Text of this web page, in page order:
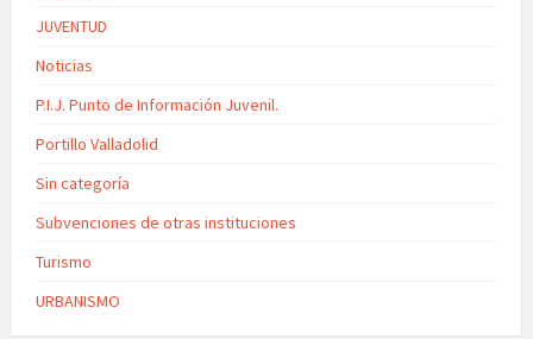
JUVENTUD
Noticias
P.I.J. Punto de Información Juvenil.
Portillo Valladolid
Sin categoría
Subvenciones de otras instituciones
Turismo
URBANISMO